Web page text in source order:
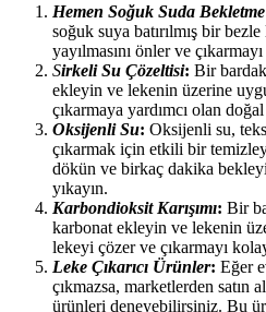
Hemen Soğuk Suda Bekletme
soğuk suya batırılmış bir
yayılmasını önler ve
Sirkeli Su Çözeltisi: Bir
ekleyin ve lekenin üzerine
çıkarmaya yardımcı olan
Oksijenli Su: Oksijenli su,
çıkarmak için etkili bir
dökün ve birkaç dakika
yıkayın.
Karbondioksit Karışımı: Bir
karbonat ekleyin ve lekenin
lekeyi çözer ve çıkarmayı
Leke Çıkarıcı Ürünler: Eğer
çıkmazsa, marketlerden satın
ürünleri deneyebilirsiniz. Bu